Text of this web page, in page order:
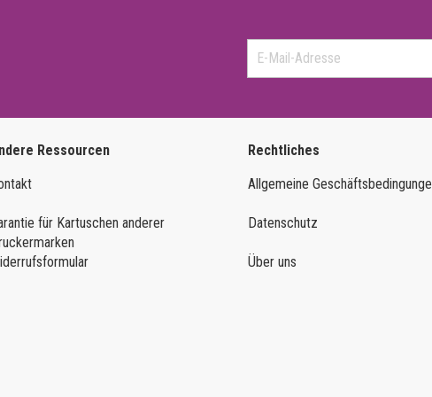
Ressourcen
für Kartuschen anderer
Rechtliches
Allgemeine
Datenschutz
Über uns